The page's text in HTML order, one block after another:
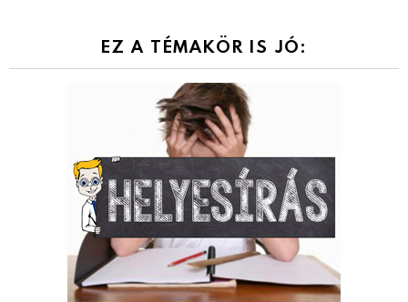
EZ A TÉMAKÖR IS JÓ: